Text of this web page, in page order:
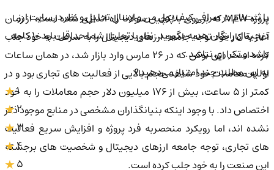
پروژه MEW که بر روی بلاکچین سولانا راه اندازی شده است، از زمان
آغاز به کار خود توجه جامعه ارزهای دیجیتال را به سرعت به خود جلب
کرده است. این توکن که در ۲۶ مارس وارد بازار شد، در همان ساعات
اولیه معاملات خود شاهد حجم بالایی از فعالیت های تجاری بود و در
کمتر از ۵ ساعت، بیش از ۱۷۶ میلیون دلار حجم معاملات را به خود
اختصاص داد. با وجود اینکه بنیانگذاران مشخصی در منابع موجود ذکر
نشده اند، اما رویکرد منحصربه فرد پروژه و افزایش سریع فعالیت
های تجاری، توجه جامعه ارزهای دیجیتال و شخصیت های برجسته
این صنعت را به خود جلب کرده است.
با ثبت‌نام در صرافی کیف پول من و ارسال تحلیل و نظر در سایت ارز
دیجیتال رایگان هدیه بگیرید. نظر یا تحلیل شما حداقل باید ۱۰ کلمه
باشد و تکراری نباشد.
به این مطلب چند امتیاز می‌دهید؟
1
2
3
4
5